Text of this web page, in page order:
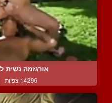
אורגזמה
14296 צפיות